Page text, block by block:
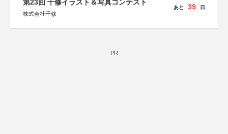
第23回 千修イラスト＆写真コンテスト
株式会社千修
あと 39 日
PR